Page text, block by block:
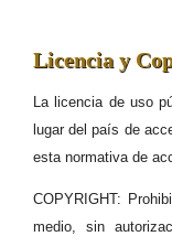
Licencia y
La licencia de uso
lugar del país de
esta normativa de
COPYRIGHT:
medio, sin